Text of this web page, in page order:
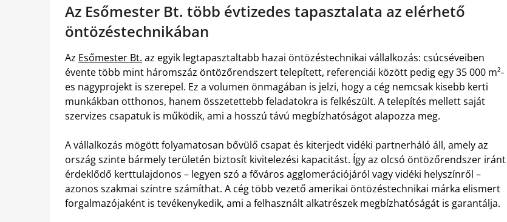
Az Esőmester Bt. több évtizedes tapasztalata az elérhető
öntözéstechnikában
Az Esőmester Bt. az egyik legtapasztaltabb hazai öntözéstechnikai vállalkozás: csúcséveiben
évente több mint háromszáz öntözőrendszert telepített, referenciái között pedig egy 35 000 m²-
es nagyprojekt is szerepel. Ez a volumen önmagában is jelzi, hogy a cég nemcsak kisebb kerti
munkákban otthonos, hanem összetettebb feladatokra is felkészült. A telepítés mellett saját
szervizes csapatuk is működik, ami a hosszú távú megbízhatóságot alapozza meg.
A vállalkozás mögött folyamatosan bővülő csapat és kiterjedt vidéki partnerháló áll, amely az
ország szinte bármely területén biztosít kivitelezési kapacitást. Így az olcsó öntözőrendszer iránt
érdeklődő kerttulajdonos – legyen szó a főváros agglomerációjáról vagy vidéki helyszínről –
azonos szakmai szintre számíthat. A cég több vezető amerikai öntözéstechnikai márka elismert
forgalmazójaként is tevékenykedik, ami a felhasznált alkatrészek megbízhatóságát is garantálja.